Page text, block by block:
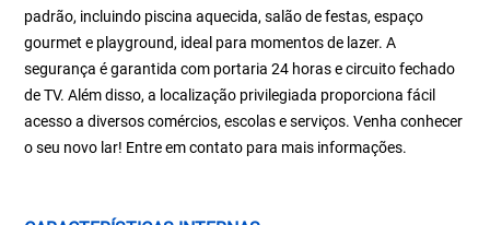
padrão, incluindo piscina aquecida, salão de festas, espaço
gourmet e playground, ideal para momentos de lazer. A
segurança é garantida com portaria 24 horas e circuito fechado
de TV. Além disso, a localização privilegiada proporciona fácil
acesso a diversos comércios, escolas e serviços. Venha conhecer
o seu novo lar! Entre em contato para mais informações.